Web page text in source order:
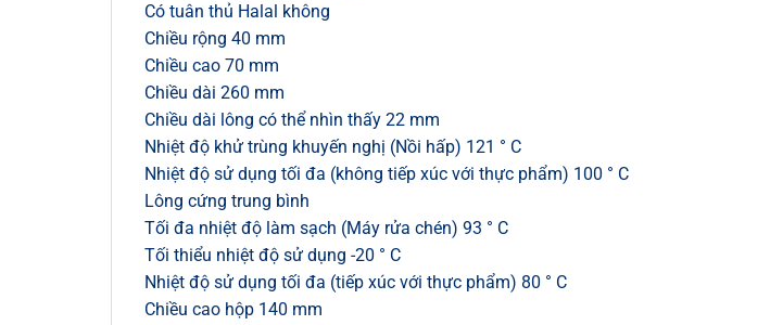
Có tuân thủ Halal không
Chiều rộng 40 mm
Chiều cao 70 mm
Chiều dài 260 mm
Chiều dài lông có thể nhìn thấy 22 mm
Nhiệt độ khử trùng khuyến nghị (Nồi hấp) 121 ° C
Nhiệt độ sử dụng tối đa (không tiếp xúc với thực phẩm) 100 ° C
Lông cứng trung bình
Tối đa nhiệt độ làm sạch (Máy rửa chén) 93 ° C
Tối thiểu nhiệt độ sử dụng -20 ° C
Nhiệt độ sử dụng tối đa (tiếp xúc với thực phẩm) 80 ° C
Chiều cao hộp 140 mm